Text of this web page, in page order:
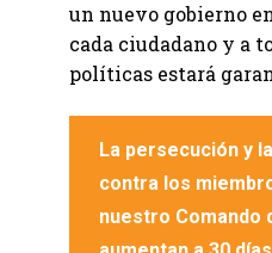
un nuevo gobierno
cada ciudadano y a
políticas estará
La persecución y
contra los
nuestro Comando